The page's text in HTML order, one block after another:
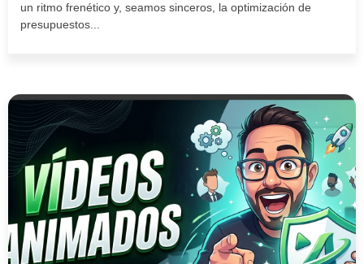
un ritmo frenético y, seamos sinceros, la optimización de
presupuestos...